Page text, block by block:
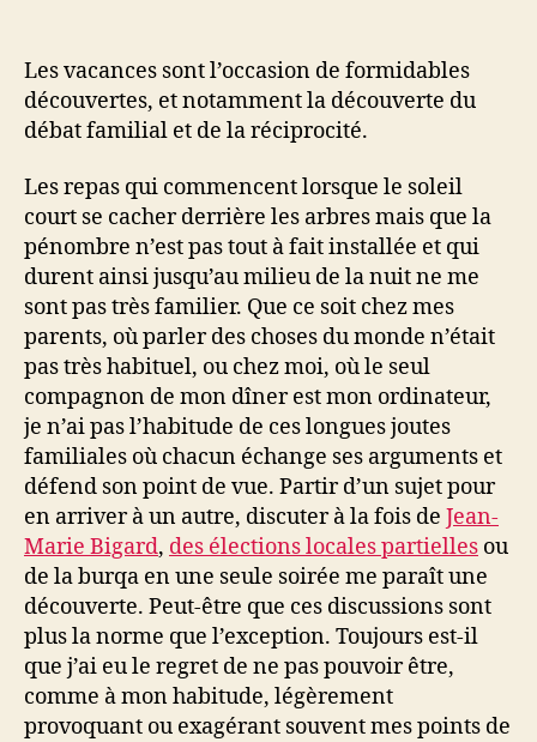
Les vacances sont l’occasion de formidables
découvertes, et notamment la découverte du
débat familial et de la réciprocité.
Les repas qui commencent lorsque le soleil
court se cacher derrière les arbres mais que la
pénombre n’est pas tout à fait installée et qui
durent ainsi jusqu’au milieu de la nuit ne me
sont pas très familier. Que ce soit chez mes
parents, où parler des choses du monde n’était
pas très habituel, ou chez moi, où le seul
compagnon de mon dîner est mon ordinateur,
je n’ai pas l’habitude de ces longues joutes
familiales où chacun échange ses arguments et
défend son point de vue. Partir d’un sujet pour
en arriver à un autre, discuter à la fois de Jean-
Marie Bigard, des élections locales partielles ou
de la burqa en une seule soirée me paraît une
découverte. Peut-être que ces discussions sont
plus la norme que l’exception. Toujours est-il
que j’ai eu le regret de ne pas pouvoir être,
comme à mon habitude, légèrement
provoquant ou exagérant souvent mes points de